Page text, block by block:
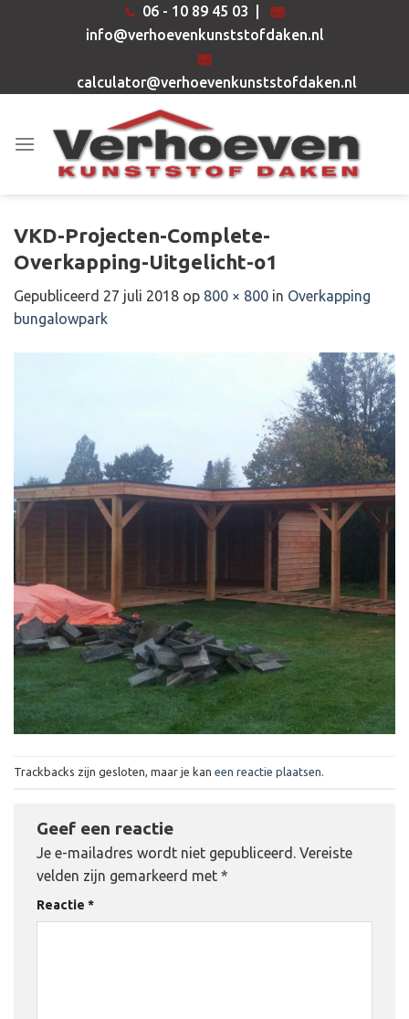
06 - 10 89 45 03
info@verhoevenkunststofdaken.nl
calculator@verhoevenkunststofdaken.nl
VKD-Projecten-Complete-
Overkapping-Uitgelicht-o1
Gepubliceerd 27 juli 2018 op 800 × 800 in Overkapping
bungalowpark
Trackbacks zijn gesloten, maar je kan een reactie plaatsen.
Geef een reactie
Je e-mailadres wordt niet gepubliceerd. Vereiste
velden zijn gemarkeerd met *
Reactie *